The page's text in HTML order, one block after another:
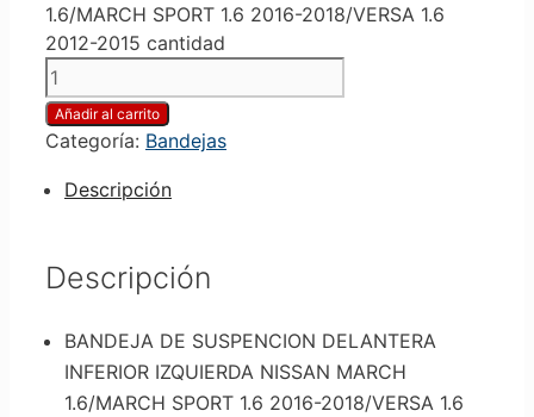
1.6/MARCH SPORT 1.6 2016-2018/VERSA 1.6
2012-2015 cantidad
Añadir al carrito
Categoría: Bandejas
Descripción
Descripción
BANDEJA DE SUSPENCION DELANTERA
INFERIOR IZQUIERDA NISSAN MARCH
1.6/MARCH SPORT 1.6 2016-2018/VERSA 1.6